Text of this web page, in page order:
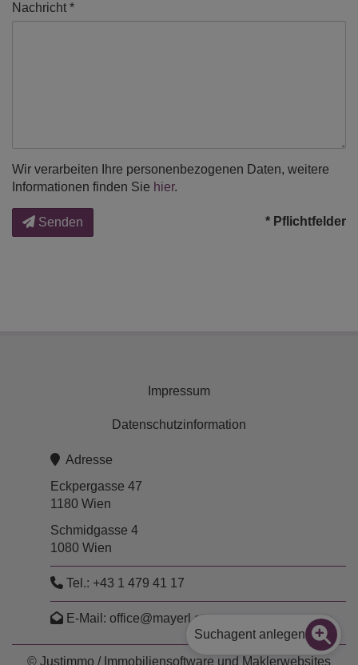
Nachricht
Wir verarbeiten Ihre personenbezogenen Daten, weitere
Informationen finden Sie hier.
Senden * Pflichtfelder
Impressum
Datenschutzinformation
Adresse
Eckpergasse 47
1180 Wien
Schmidgasse 4
1080 Wien
Tel.: +43 1 479 41 17
E-Mail: office@mayerl.at
© Justimmo / Immobiliensoftware und Maklerwebsites
Suchagent anlegen